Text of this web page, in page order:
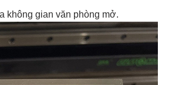
không gian văn phòng mở.